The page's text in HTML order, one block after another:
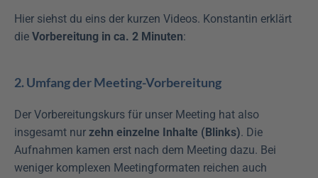
Hier siehst du eins der kurzen Videos. Konstantin erklärt
die Vorbereitung in ca. 2 Minuten:
2. Umfang der Meeting-Vorbereitung
Der Vorbereitungskurs für unser Meeting hat also
insgesamt nur zehn einzelne Inhalte (Blinks). Die
Aufnahmen kamen erst nach dem Meeting dazu. Bei
weniger komplexen Meetingformaten reichen auch